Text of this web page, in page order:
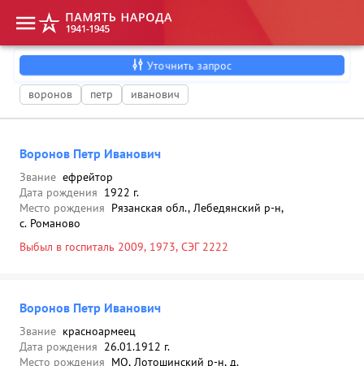
Уточнить запрос
воронов
петр иванович
Воронов Петр Иванович
Звание ефрейтор
Дата рождения 1922 г.
Место рождения Рязанская обл., Лебедянский р-н,
с. Романово
Выбыл в госпиталь 2009, 1973, СЭГ 2222
Воронов Петр Иванович
Звание красноармеец
Дата рождения 26.01.1912 г.
Место рождения МО, Лотошинский р-н, д.